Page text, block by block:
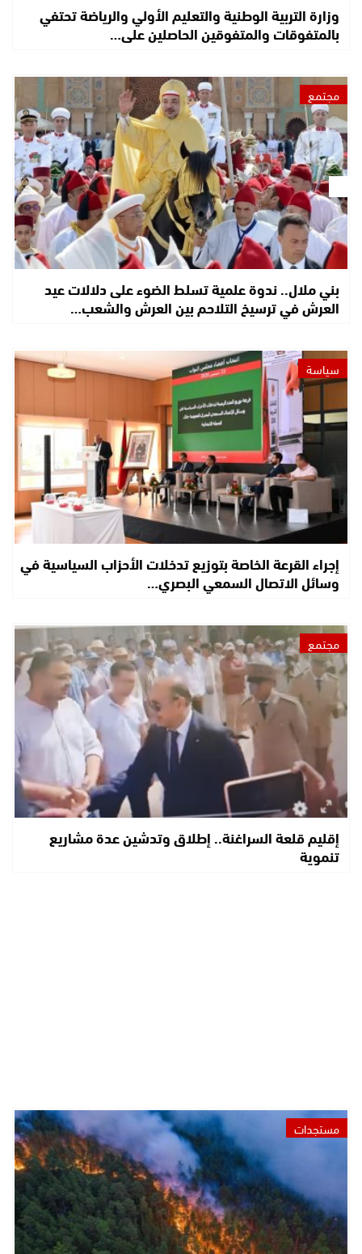
وزارة التربية الوطنية والتعليم الأولي والرياضة تحتفي
بالمتفوقات والمتفوقين الحاصلين على…
مجتمع
بني ملال.. ندوة علمية تسلط الضوء على دلالات عيد
العرش في ترسيخ التلاحم بين العرش والشعب…
سياسة
إجراء القرعة الخاصة بتوزيع تدخلات الأحزاب السياسية في
وسائل الاتصال السمعي البصري…
مجتمع
إقليم قلعة السراغنة.. إطلاق وتدشين عدة مشاريع
تنموية
مستجدات